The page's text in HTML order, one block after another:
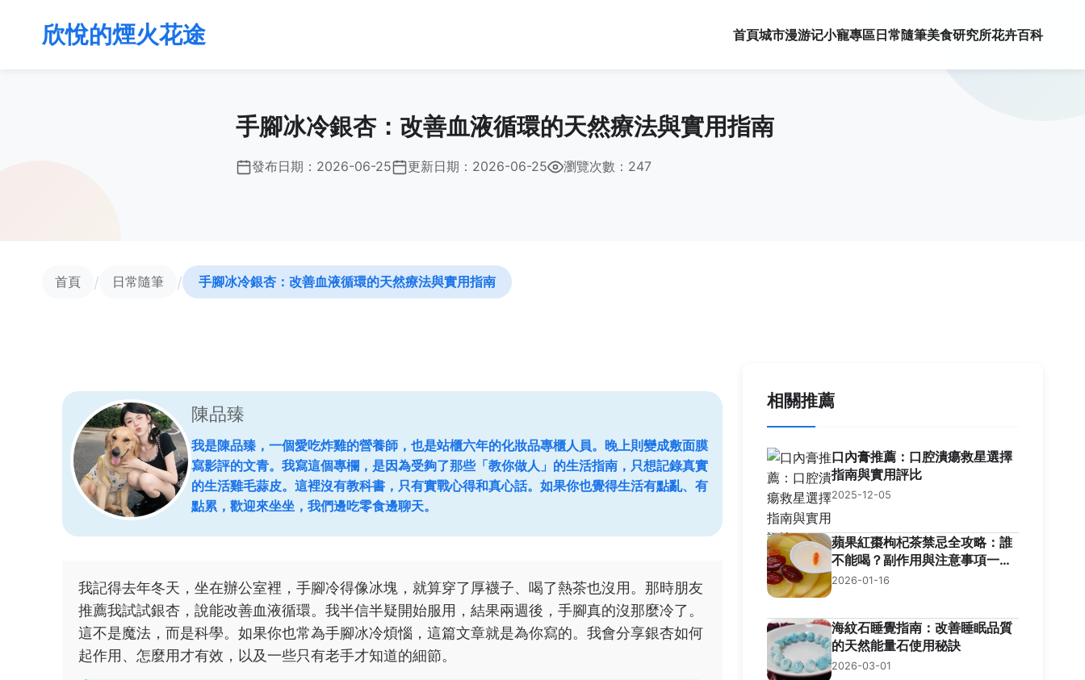
欣悅的煙火花途 首頁城市漫游记小寵專區日常隨筆美食研究所花卉百科
手腳冰冷銀杏：改善血液循環的天然療法與實用指南
發布日期： 2026-06-25 更新日期： 2026-06-25 瀏覽次數：247
首頁 / 日常隨筆 / 手腳冰冷銀杏：改善血液循環的天然療法與實用指南
陳品臻
我是陳品臻，一個愛吃炸雞的營養師，也是站櫃六年的化妝品專櫃人員。晚上則變成敷面膜
寫影評的文青。我寫這個專欄，是因為受夠了那些「教你做人」的生活指南，只想記錄真實
的生活雞毛蒜皮。這裡沒有教科書，只有實戰心得和真心話。如果你也覺得生活有點亂、有
點累，歡迎來坐坐，我們邊吃零食邊聊天。
我記得去年冬天，坐在辦公室裡，手腳冷得像冰塊，就算穿了厚襪子、喝了熱茶也沒用。那時朋友
推薦我試試銀杏，說能改善血液循環。我半信半疑開始服用，結果兩週後，手腳真的沒那麼冷了。
這不是魔法，而是科學。如果你也常為手腳冰冷煩惱，這篇文章就是為你寫的。我會分享銀杏如何
起作用、怎麼用才有效，以及一些只有老手才知道的細節。
相關推薦
口內膏推薦：口腔潰瘍救星選擇
指南與實用評比
2025-12-05
蘋果紅棗枸杞茶禁忌全攻略：誰
不能喝？副作用與注意事項一次
看懂
2026-01-16
海紋石睡覺指南：改善睡眠品質
的天然能量石使用秘訣
2026-03-01